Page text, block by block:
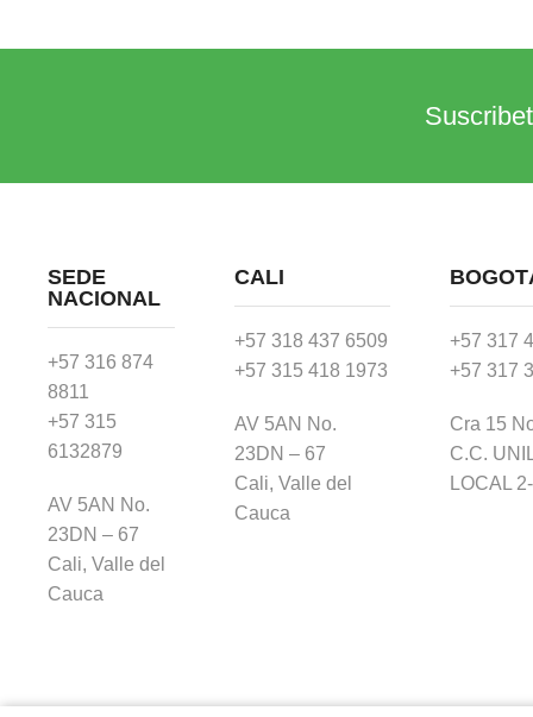
SEDE
NACIONAL
+57 316 874
8811
+57 315
6132879
AV 5AN No.
23DN – 67
Cali, Valle del
Cauca
CALI
+57 318 437 6509
+57 315 418 1973
AV 5AN No.
23DN – 67
Cali, Valle del
Cauca
+57 317
+57 317
Cra 15
C.C.
LOCAL